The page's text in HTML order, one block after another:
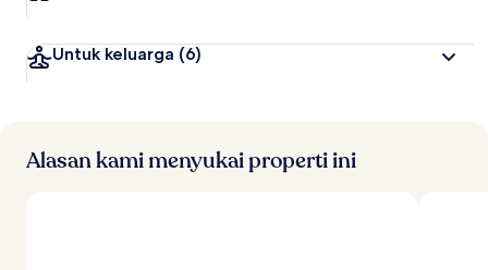
Untuk keluarga (6)
Alasan kami menyukai properti ini